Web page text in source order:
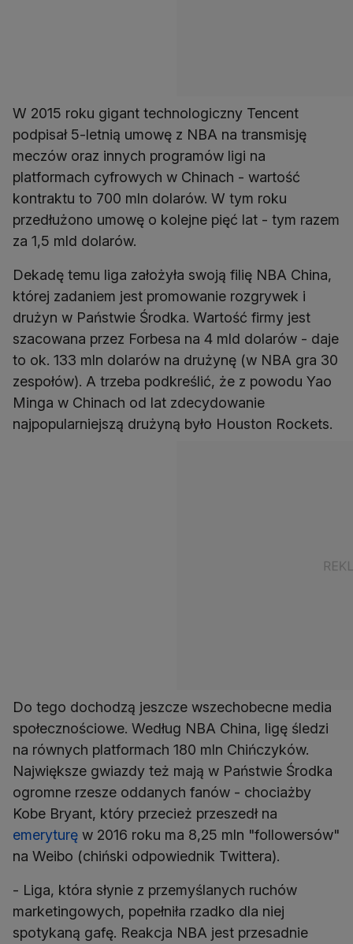
W 2015 roku gigant technologiczny Tencent
podpisał 5-letnią umowę z NBA na transmisję
meczów oraz innych programów ligi na
platformach cyfrowych w Chinach - wartość
kontraktu to 700 mln dolarów. W tym roku
przedłużono umowę o kolejne pięć lat - tym razem
za 1,5 mld dolarów.
Dekadę temu liga założyła swoją filię NBA China,
której zadaniem jest promowanie rozgrywek i
drużyn w Państwie Środka. Wartość firmy jest
szacowana przez Forbesa na 4 mld dolarów - daje
to ok. 133 mln dolarów na drużynę (w NBA gra 30
zespołów). A trzeba podkreślić, że z powodu Yao
Minga w Chinach od lat zdecydowanie
najpopularniejszą drużyną było Houston Rockets.
Do tego dochodzą jeszcze wszechobecne media
społecznościowe. Według NBA China, ligę śledzi
na równych platformach 180 mln Chińczyków.
Największe gwiazdy też mają w Państwie Środka
ogromne rzesze oddanych fanów - chociażby
Kobe Bryant, który przecież przeszedł na
emeryturę w 2016 roku ma 8,25 mln "followersów"
na Weibo (chiński odpowiednik Twittera).
- Liga, która słynie z przemyślanych ruchów
marketingowych, popełniła rzadko dla niej
spotykaną gafę. Reakcja NBA jest przesadnie